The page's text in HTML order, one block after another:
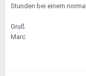
Stunden bei einem
Gruß
Marc